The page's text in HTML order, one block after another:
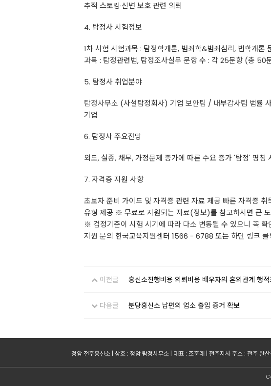
추적 스토킹·신변 보호 관련 의뢰
4. 탐정사 시험정보
1차 시험 시험과목 : 탐정학개론, 범죄학&범죄심리, 법학개
과목 : 탐정관련법, 탐정조사실무 문항 수 : 각 25문항 (총
5. 탐정사 취업분야
탐정사무소 (사설탐정회사) 기업 보안팀 / 내부감사팀 법률
기업
6. 탐정사 주요전망
외도, 실종, 채무, 가정문제 증가에 따른 수요 증가 '탐정' 명
7. 자격증 지원 사항
초보자 준비 가이드 및 자격증 관련 자료 제공 빠른 자격증
유형 제공 ※ 무료로 지원되는 자료(정보)를 참고하시면 큰
※ 검정기준이 시험 시기에 따라 다소 변동될 수 있으니 꼭 확
지원 문의 한국교육지원센터 1566 - 6788 또는 하단 링크 클
이전글 흥신소진행비용 의뢰비용 배우자의 혼외관계 행
다음글 분당흥신소 남편의 업소 출입 증거 확보
정암 전주흥신소 | 상호 : 정암 탐정사무소 | 대표 : 조훈래 | 전주지사 주소 : 전주